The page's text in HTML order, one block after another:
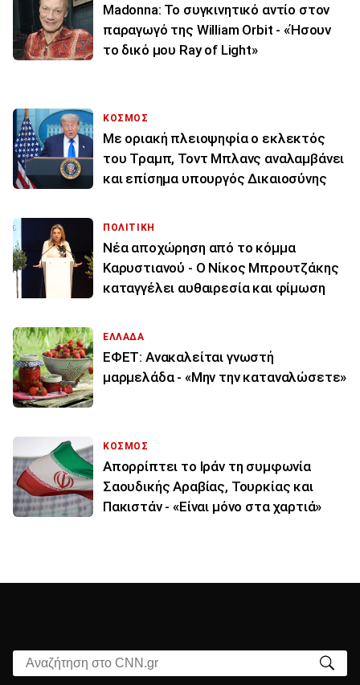
Madonna: Το συγκινητικό αντίο στον
παραγωγό της William Orbit - «Ήσουν
το δικό μου Ray of Light»
ΚΟΣΜΟΣ
Με οριακή πλειοψηφία ο εκλεκτός
του Τραμπ, Τοντ Μπλανς αναλαμβάνει
και επίσημα υπουργός Δικαιοσύνης
ΠΟΛΙΤΙΚΗ
Νέα αποχώρηση από το κόμμα
Καρυστιανού - Ο Νίκος Μπρουτζάκης
καταγγέλει αυθαιρεσία και φίμωση
ΕΛΛΑΔΑ
ΕΦΕΤ: Ανακαλείται γνωστή
μαρμελάδα - «Μην την καταναλώσετε»
ΚΟΣΜΟΣ
Απορρίπτει το Ιράν τη συμφωνία
Σαουδικής Αραβίας, Τουρκίας και
Πακιστάν - «Είναι μόνο στα χαρτιά»
Αναζήτηση στο CNN.gr